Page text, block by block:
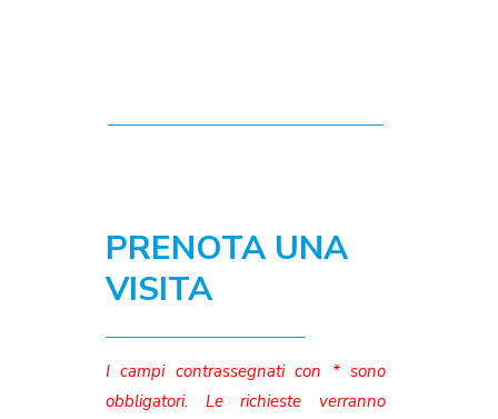
PRENOTA UNA
VISITA
I campi contrassegnati con * sono
obbligatori. Le richieste verranno